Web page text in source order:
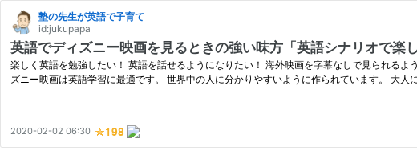
塾の先生が英語で子育て
id:jukupapa
英語でディズニー映画を見るときの強い味方「英語シナリオで楽
楽しく英語を勉強したい！ 英語を話せるようになりたい！ 海外映画を字幕なしで見られる
ズニー映画は英語学習に最適です。 世界中の人に分かりやすいように作られています。 大人
2020-02-02 06:30